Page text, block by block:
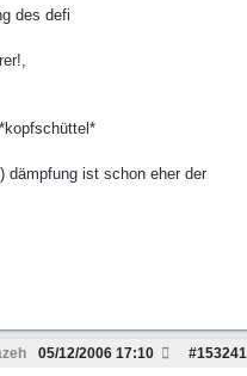
des defi
dämpfung ist schon eher der
#153241
05/12/2006 17:10